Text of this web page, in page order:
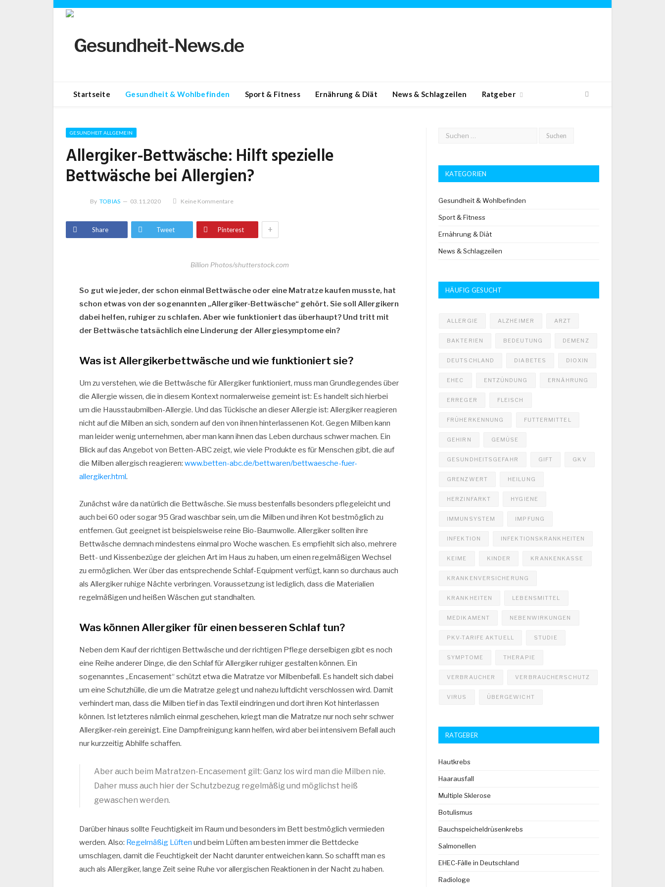
Startseite Gesundheit & Wohlbefinden Sport & Fitness Ernährung & Diät News & Schlagzeilen Ratgeber
GESUNDHEIT ALLGEMEIN
Allergiker-Bettwäsche: Hilft spezielle
Bettwäsche bei Allergien?
By TOBIAS 03.11.2020 Keine Kommentare
Share Tweet Pinterest +
Billion Photos/shutterstock.com
So gut wie jeder, der schon einmal Bettwäsche oder eine Matratze kaufen musste, hat
schon etwas von der sogenannten „Allergiker-Bettwäsche“ gehört. Sie soll Allergikern
dabei helfen, ruhiger zu schlafen. Aber wie funktioniert das überhaupt? Und tritt mit
der Bettwäsche tatsächlich eine Linderung der Allergiesymptome ein?
Was ist Allergikerbettwäsche und wie funktioniert sie?
Um zu verstehen, wie die Bettwäsche für Allergiker funktioniert, muss man Grundlegendes über
die Allergie wissen, die in diesem Kontext normalerweise gemeint ist: Es handelt sich hierbei
um die Hausstaubmilben-Allergie. Und das Tückische an dieser Allergie ist: Allergiker reagieren
nicht auf die Milben an sich, sondern auf den von ihnen hinterlassenen Kot. Gegen Milben kann
man leider wenig unternehmen, aber man kann ihnen das Leben durchaus schwer machen. Ein
Blick auf das Angebot von Betten-ABC zeigt, wie viele Produkte es für Menschen gibt, die auf
die Milben allergisch reagieren:www.betten-abc.de/bettwaren/bettwaesche-fuer-
allergiker.html.
Zunächst wäre da natürlich die Bettwäsche. Sie muss bestenfalls besonders pflegeleicht und
auch bei 60 oder sogar 95 Grad waschbar sein, um die Milben und ihren Kot bestmöglich zu
entfernen. Gut geeignet ist beispielsweise reine Bio-Baumwolle. Allergiker sollten ihre
Bettwäsche demnach mindestens einmal pro Woche waschen. Es empfiehlt sich also, mehrere
Bett- und Kissenbezüge der gleichen Art im Haus zu haben, um einen regelmäßigen Wechsel
zu ermöglichen. Wer über das entsprechende Schlaf-Equipment verfügt, kann so durchaus auch
als Allergiker ruhige Nächte verbringen. Voraussetzung ist lediglich, dass die Materialien
regelmäßigen und heißen Wäschen gut standhalten.
Was können Allergiker für einen besseren Schlaf tun?
Neben dem Kauf der richtigen Bettwäsche und der richtigen Pflege derselbigen gibt es noch
eine Reihe anderer Dinge, die den Schlaf für Allergiker ruhiger gestalten können. Ein
sogenanntes „Encasement“ schützt etwa die Matratze vor Milbenbefall. Es handelt sich dabei
um eine Schutzhülle, die um die Matratze gelegt und nahezu luftdicht verschlossen wird. Damit
verhindert man, dass die Milben tief in das Textil eindringen und dort ihren Kot hinterlassen
können. Ist letzteres nämlich einmal geschehen, kriegt man die Matratze nur noch sehr schwer
Allergiker-rein gereinigt. Eine Dampfreinigung kann helfen, wird aber bei intensivem Befall auch
nur kurzzeitig Abhilfe schaffen.
Aber auch beim Matratzen-Encasement gilt: Ganz los wird man die Milben nie.
Daher muss auch hier der Schutzbezug regelmäßig und möglichst heiß
gewaschen werden.
Darüber hinaus sollte Feuchtigkeit im Raum und besonders im Bett bestmöglich vermieden
werden. Also: Regelmäßig Lüften und beim Lüften am besten immer die Bettdecke
umschlagen, damit die Feuchtigkeit der Nacht darunter entweichen kann. So schafft man es
auch als Allergiker, lange Zeit seine Ruhe vor allergischen Reaktionen in der Nacht zu haben.
KATEGORIEN
Gesundheit & Wohlbefinden
Sport & Fitness
Ernährung & Diät
News & Schlagzeilen
HÄUFIG GESUCHT
ALLERGIE ALZHEIMER ARZT
BAKTERIEN BEDEUTUNG DEMENZ
DEUTSCHLAND DIABETES DIOXIN
EHEC ENTZÜNDUNG ERNÄHRUNG
ERREGER FLEISCH
FRÜHERKENNUNG FUTTERMITTEL
GEHIRN GEMÜSE
GESUNDHEITSGEFAHR GIFT GKV
GRENZWERT HEILUNG
HERZINFARKT HYGIENE
IMMUNSYSTEM IMPFUNG
INFEKTION INFEKTIONSKRANKHEITEN
KEIME KINDER KRANKENKASSE
KRANKENVERSICHERUNG
KRANKHEITEN LEBENSMITTEL
MEDIKAMENT NEBENWIRKUNGEN
PKV-TARIFE AKTUELL STUDIE
SYMPTOME THERAPIE
VERBRAUCHER VERBRAUCHERSCHUTZ
VIRUS ÜBERGEWICHT
RATGEBER
Hautkrebs
Haarausfall
Multiple Sklerose
Botulismus
Bauchspeicheldrüsenkrebs
Salmonellen
EHEC-Fälle in Deutschland
Radiologe